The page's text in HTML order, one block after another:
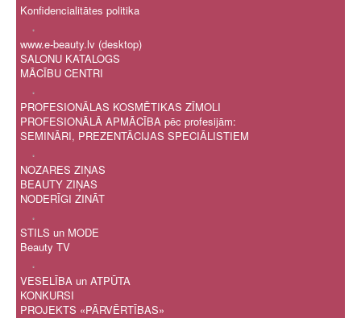
Konfidencialitātes politika
.
www.e-beauty.lv (desktop)
SALONU KATALOGS
MĀCĪBU CENTRI
.
PROFESIONĀLAS KOSMĒTIKAS ZĪMOLI
PROFESIONĀLĀ APMĀCĪBA pēc profesijām:
SEMINĀRI, PREZENTĀCIJAS SPECIĀLISTIEM
.
NOZARES ZIŅAS
BEAUTY ZIŅAS
NODERĪGI ZINĀT
.
STILS un MODE
Beauty TV
.
VESELĪBA un ATPŪTA
KONKURSI
PROJEKTS «PĀRVĒRTĪBAS»